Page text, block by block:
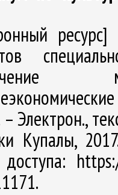
– Электрон.,
Купалы,